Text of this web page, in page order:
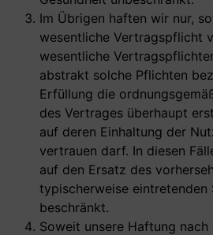
Im Übrigen haften wir nur,
wesentliche Vertragspflicht
wesentliche
abstrakt solche Pflichten
Erfüllung die
des Vertrages überhaupt
auf deren Einhaltung der
vertrauen darf. In diesen
auf den Ersatz des
typischerweise eintretenden
beschränkt.
Soweit unsere Haftung